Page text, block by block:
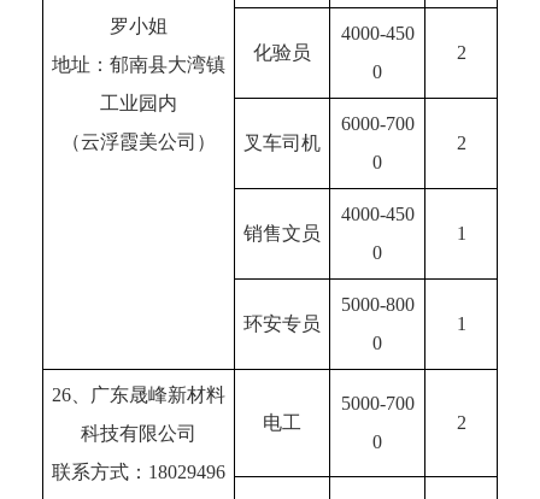
罗小姐
地址：郁南县大湾镇
工业园内
（云浮霞美公司）
化验员
4000-450
0
2
叉车司机
6000-700
0
2
销售文员
4000-450
0
1
环安专员
5000-800
0
1
26、广东晟峰新材料
科技有限公司
联系方式：18029496
电工
5000-700
0
2